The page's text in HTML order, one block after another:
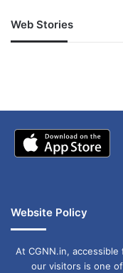
Web Stories
जम्मू-कश्मीर में बारिश से
अपडेट
Website Policy
At CGNN.in,
our visitors is one